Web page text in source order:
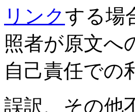
リンクする場
照者が原文へ
自己責任での
誤訳、その他